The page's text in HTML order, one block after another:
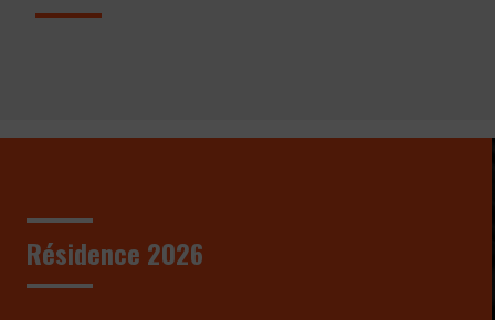
Résidence 2026